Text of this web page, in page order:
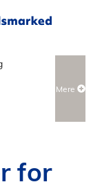
Mere
for